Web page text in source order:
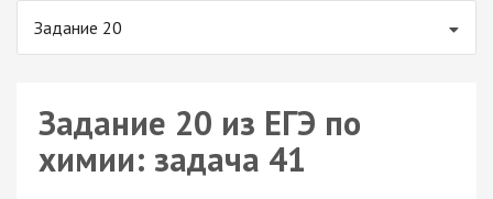
Задание 20
Задание 20 из ЕГЭ по
химии: задача 41